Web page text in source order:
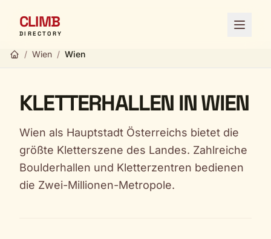
CLIMB
DIRECTORY Menü
/ Wien / Wien
KLETTERHALLEN IN WIEN
Wien als Hauptstadt Österreichs bietet die
größte Kletterszene des Landes. Zahlreiche
Boulderhallen und Kletterzentren bedienen
die Zwei-Millionen-Metropole.